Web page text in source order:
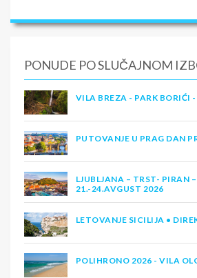
PONUDE PO SLUČAJNOM
VILA BREZA - PARK BORIĆI
PUTOVANJE U PRAG DAN
LJUBLJANA – TRST- PIRAN
21.-24.AVGUST 2026
LETOVANJE SICILIJA •
POLIHRONO 2026 - VILA